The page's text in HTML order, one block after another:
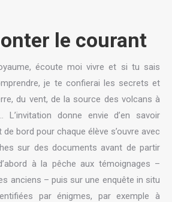
le courant
écoute moi vivre et si tu sais
je te confierai les secrets et
du vent, de la source des volcans à
L’invitation donne envie d’en savoir
bord pour chaque élève s’ouvre avec
sur des documents avant de partir
à la pêche aux témoignages –
anciens – puis sur une enquête in situ
par énigmes, par exemple à